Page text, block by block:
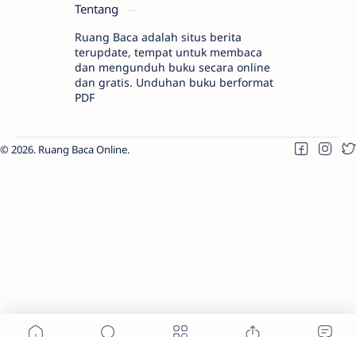
Tentang
Ruang Baca adalah situs berita
terupdate, tempat untuk membaca
dan mengunduh buku secara online
dan gratis. Unduhan buku berformat
PDF
2026. Ruang Baca Online.